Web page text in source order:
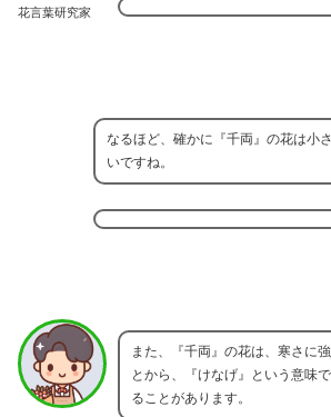
花言葉研究家
なるほど、確かに『千両』の花は小さ
いですね。
また、『千両』の花は、寒さに
とから、『けなげ』という意味
ることがあります。